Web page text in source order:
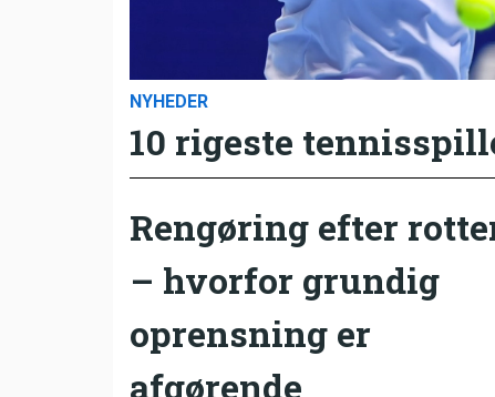
NYHEDER
10 rigeste
Rengøring efter
– hvorfor grundig
oprensning er
afgørende